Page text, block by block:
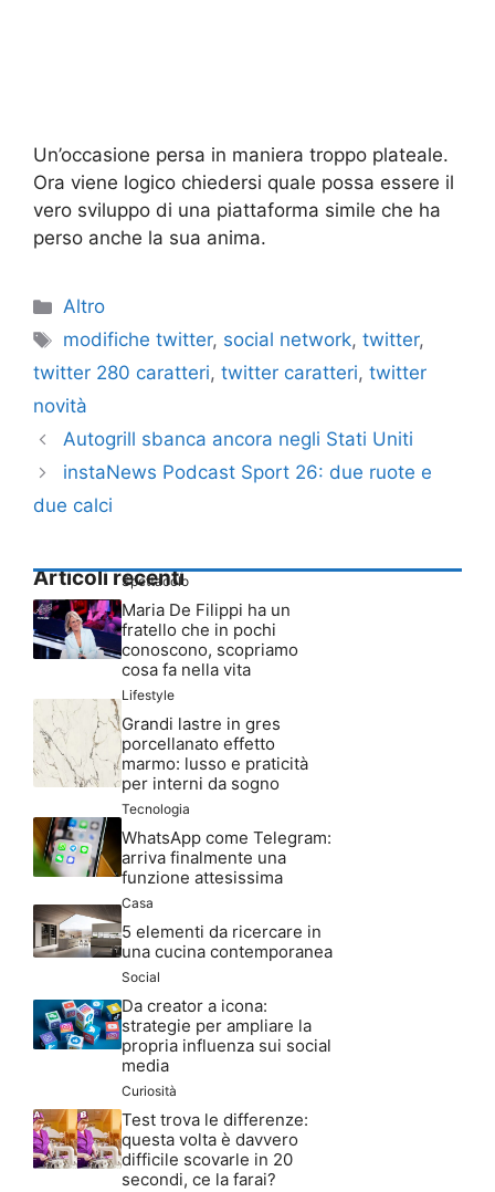
Un’occasione persa in maniera troppo plateale.
Ora viene logico chiedersi quale possa essere il
vero sviluppo di una piattaforma simile che ha
perso anche la sua anima.
Categorie
Altro
Tag
modifiche twitter, social network,twitter,
twitter 280 caratteri, twitter caratteri, twitter
novità
Autogrill sbanca ancora negli Stati Uniti
instaNews Podcast Sport 26: due ruote e
due calci
Articoli recenti
Spettacolo
Maria De Filippi ha un
fratello che in pochi
conoscono, scopriamo
cosa fa nella vita
Lifestyle
Grandi lastre in gres
porcellanato effetto
marmo: lusso e praticità
per interni da sogno
Tecnologia
WhatsApp come Telegram:
arriva finalmente una
funzione attesissima
Casa
5 elementi da ricercare in
una cucina contemporanea
Social
Da creator a icona:
strategie per ampliare la
propria influenza sui social
media
Curiosità
Test trova le differenze:
questa volta è davvero
difficile scovarle in 20
secondi, ce la farai?